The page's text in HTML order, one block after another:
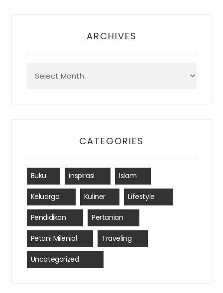
ARCHIVES
CATEGORIES
Buku inspirasi Islam
Keluarga Kuliner(1) Lifestyle
Pendidikan Pertanian
Petani Milenial Traveling
Uncategorized